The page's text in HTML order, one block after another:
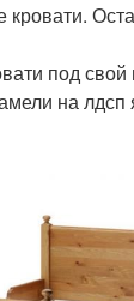
под свой
на лдсп